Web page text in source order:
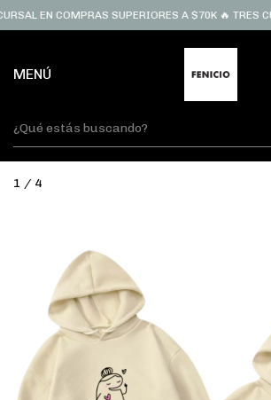
EN COMPRAS SUPERIORES A $70K 🔥 TRES
MENÚ
1 / 4